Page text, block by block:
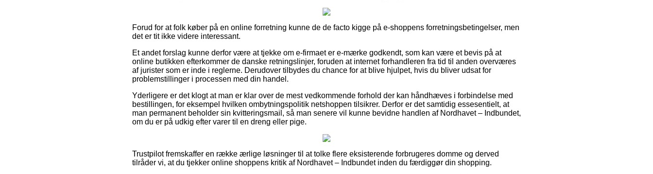
Forud for at folk køber på en online forretning kunne de de facto kigge på e-shoppens forretningsbetingelser, men
det er tit ikke videre interessant.
Et andet forslag kunne derfor være at tjekke om e-firmaet er e-mærke godkendt, som kan være et bevis på at
online butikken efterkommer de danske retningslinjer, foruden at internet forhandleren fra tid til anden overværes
af jurister som er inde i reglerne. Derudover tilbydes du chance for at blive hjulpet, hvis du bliver udsat for
problemstillinger i processen med din handel.
Yderligere er det klogt at man er klar over de mest vedkommende forhold der kan håndhæves i forbindelse med
bestillingen, for eksempel hvilken ombytningspolitik netshoppen tilsikrer. Derfor er det samtidig essesentielt, at
man permanent beholder sin kvitteringsmail, så man senere vil kunne bevidne handlen af Nordhavet – Indbundet,
om du er på udkig efter varer til en dreng eller pige.
Trustpilot fremskaffer en række ærlige løsninger til at tolke flere eksisterende forbrugeres domme og derved
tilråder vi, at du tjekker online shoppens kritik af Nordhavet – Indbundet inden du færdiggør din shopping.